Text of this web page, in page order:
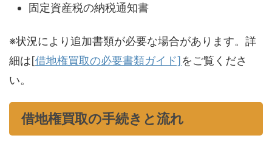
固定資産税の納税通知書
※状況により追加書類が必要な場合があります。詳
細は[借地権買取の必要書類ガイド] をご覧くださ
い。
借地権買取の手続きと流れ